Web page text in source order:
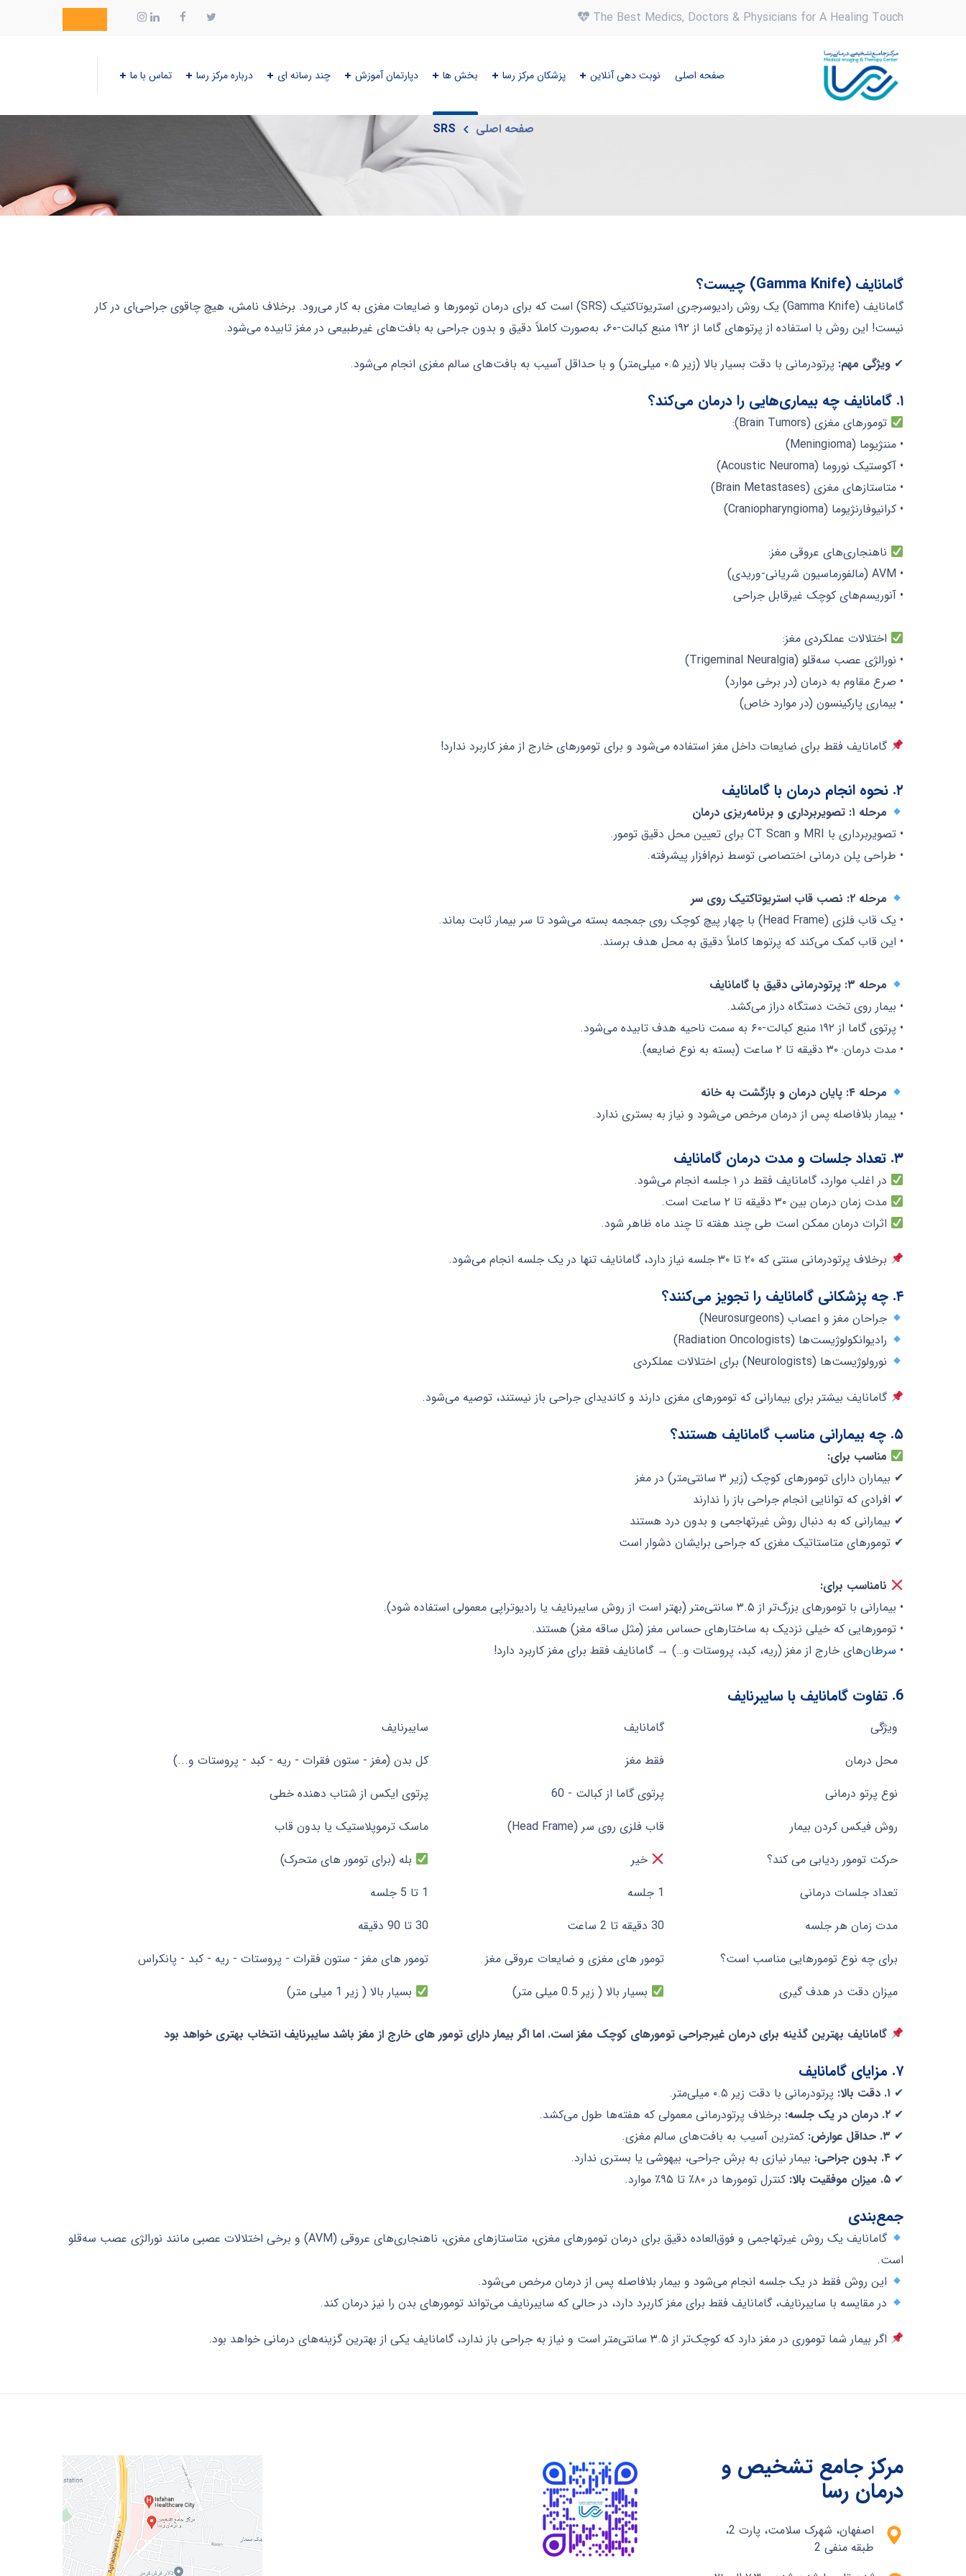
The Best Medics, Doctors & Physicians for A Healing Touch
صفحه اصلی نوبت دهی آنلاین پزشکان مرکز رسا بخش ها دپارتمان آموزش چند رسانه ای درباره مرکز رسا تماس با ما SRS
صفحه اصلی SRS
گامانایف (Gamma Knife) چیست؟
گامانایف (Gamma Knife) یک روش رادیوسرجری استریوتاکتیک (SRS) است که برای درمان تومورها و ضایعات مغزی به کار می‌رود. برخلاف نامش، هیچ چاقوی جراحی‌ای در کار
نیست! این روش با استفاده از پرتوهای گاما از ۱۹۲ منبع کبالت-۶۰، به‌صورت کاملاً دقیق و بدون جراحی به بافت‌های غیرطبیعی در مغز تابیده می‌شود.
✔ ویژگی مهم: پرتودرمانی با دقت بسیار بالا (زیر ۰.۵ میلی‌متر) و با حداقل آسیب به بافت‌های سالم مغزی انجام می‌شود.
۱. گامانایف چه بیماری‌هایی را درمان می‌کند؟
تومورهای مغزی (Brain Tumors):
• مننژیوما (Meningioma)
• آکوستیک نوروما (Acoustic Neuroma)
• متاستازهای مغزی (Brain Metastases)
• کرانیوفارنژیوما (Craniopharyngioma)
ناهنجاری‌های عروقی مغز:
• AVM (مالفورماسیون شریانی-وریدی)
• آنوریسم‌های کوچک غیرقابل جراحی
اختلالات عملکردی مغز:
• نورالژی عصب سه‌قلو (Trigeminal Neuralgia)
• صرع مقاوم به درمان (در برخی موارد)
• بیماری پارکینسون (در موارد خاص)
گامانایف فقط برای ضایعات داخل مغز استفاده می‌شود و برای تومورهای خارج از مغز کاربرد ندارد!
۲. نحوه انجام درمان با گامانایف
مرحله ۱: تصویربرداری و برنامه‌ریزی درمان
• تصویربرداری با MRI و CT Scan برای تعیین محل دقیق تومور.
• طراحی پلن درمانی اختصاصی توسط نرم‌افزار پیشرفته.
مرحله ۲: نصب قاب استریوتاکتیک روی سر
• یک قاب فلزی (Head Frame) با چهار پیچ کوچک روی جمجمه بسته می‌شود تا سر بیمار ثابت بماند.
• این قاب کمک می‌کند که پرتوها کاملاً دقیق به محل هدف برسند.
مرحله ۳: پرتودرمانی دقیق با گامانایف
• بیمار روی تخت دستگاه دراز می‌کشد.
• پرتوی گاما از ۱۹۲ منبع کبالت-۶۰ به سمت ناحیه هدف تابیده می‌شود.
• مدت درمان: ۳۰ دقیقه تا ۲ ساعت (بسته به نوع ضایعه).
مرحله ۴: پایان درمان و بازگشت به خانه
• بیمار بلافاصله پس از درمان مرخص می‌شود و نیاز به بستری ندارد.
۳. تعداد جلسات و مدت درمان گامانایف
در اغلب موارد، گامانایف فقط در ۱ جلسه انجام می‌شود.
مدت زمان درمان بین ۳۰ دقیقه تا ۲ ساعت است.
اثرات درمان ممکن است طی چند هفته تا چند ماه ظاهر شود.
برخلاف پرتودرمانی سنتی که ۲۰ تا ۳۰ جلسه نیاز دارد، گامانایف تنها در یک جلسه انجام می‌شود.
۴. چه پزشکانی گامانایف را تجویز می‌کنند؟
جراحان مغز و اعصاب (Neurosurgeons)
رادیوانکولوژیست‌ها (Radiation Oncologists)
نورولوژیست‌ها (Neurologists) برای اختلالات عملکردی
گامانایف بیشتر برای بیمارانی که تومورهای مغزی دارند و کاندیدای جراحی باز نیستند، توصیه می‌شود.
۵. چه بیمارانی مناسب گامانایف هستند؟
مناسب برای:
✔ بیماران دارای تومورهای کوچک (زیر ۳ سانتی‌متر) در مغز
✔ افرادی که توانایی انجام جراحی باز را ندارند
✔ بیمارانی که به دنبال روش غیرتهاجمی و بدون درد هستند
✔ تومورهای متاستاتیک مغزی که جراحی برایشان دشوار است
نامناسب برای:
• بیمارانی با تومورهای بزرگ‌تر از ۳.۵ سانتی‌متر (بهتر است از روش سایبرنایف یا رادیوتراپی معمولی استفاده شود).
• تومورهایی که خیلی نزدیک به ساختارهای حساس مغز (مثل ساقه مغز) هستند.
• سرطان‌های خارج از مغز (ریه، کبد، پروستات و…) → گامانایف فقط برای مغز کاربرد دارد!
6. تفاوت گامانایف با سایبرنایف
ویژگی گامانایف
سایبرنایف
ویژگی
گامانایف سایبرنایف محل درمان فقط مغز
کل بدن (مغز - ستون فقرات - ریه - کبد - پروستات و...)
نوع پرتو درمانی
پرتوی گاما از کبالت - 60
پرتوی ایکس از شتاب دهنده خطی
روش فیکس کردن بیمار
قاب فلزی روی سر (Head Frame)
ماسک ترموپلاستیک یا بدون قاب
حرکت تومور ردیابی می کند؟
خیر
بله (برای تومور های متحرک)
تعداد جلسات درمانی
1 جلسه
1 تا 5 جلسه
مدت زمان هر جلسه
30 دقیقه تا 2 ساعت
30 تا 90 دقیقه
برای چه نوع تومورهایی مناسب است؟
تومور های مغزی و ضایعات عروقی مغز
تومور های مغز - ستون فقرات - پروستات - ریه - کبد - پانکراس
میزان دقت در هدف گیری
بسیار بالا ( زیر 0.5 میلی متر) بسیار بالا ( زیر 1 میلی متر)
گامانایف بهترین گذینه برای درمان غیرجراحی تومورهای کوچک مغز است. اما اگر بیمار دارای تومور های خارج از مغز باشد سایبرنایف انتخاب بهتری خواهد بود
۷. مزایای گامانایف
✔ ۱. دقت بالا:
پرتودرمانی با دقت زیر ۰.۵ میلی‌متر.
✔ ۲. درمان در یک جلسه:
برخلاف پرتودرمانی معمولی که هفته‌ها طول می‌کشد.
✔
کمترین آسیب به بافت‌های سالم مغزی.
✔ ۴. بدون جراحی:
بیمار نیازی به برش جراحی، بیهوشی یا بستری ندارد.
✔ ۵. میزان موفقیت بالا: کنترل تومورها در ۸۰٪ تا ۹۵٪ موارد.
جمع‌بندی
گامانایف یک روش غیرتهاجمی و فوق‌العاده دقیق برای درمان تومورهای مغزی، متاستازهای مغزی، ناهنجاری‌های عروقی (AVM) و برخی اختلالات عصبی مانند نورالژی عصب سه‌قلو
است.
این روش فقط در یک جلسه انجام می‌شود و بیمار بلافاصله پس از درمان مرخص می‌شود.
در مقایسه با سایبرنایف، گامانایف فقط برای مغز کاربرد دارد، در حالی که سایبرنایف می‌تواند تومورهای بدن را نیز درمان کند.
اگر بیمار شما توموری در مغز دارد که کوچک‌تر از ۳.۵ سانتی‌متر است و نیاز به جراحی باز ندارد، گامانایف یکی از بهترین گزینه‌های درمانی خواهد بود.
مرکز جامع تشخیص و
درمان رسا
اصفهان، شهرک سلامت، پارت 2،
طبقه منفی 2